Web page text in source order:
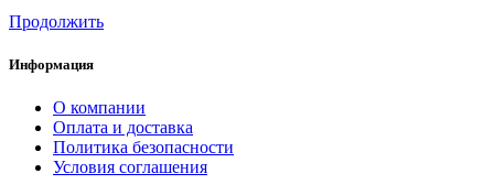
Продолжить
Информация
О компании
Оплата и доставка
Политика безопасности
Условия соглашения